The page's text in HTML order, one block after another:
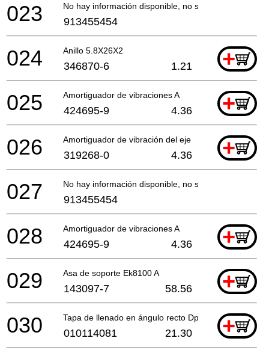
No hay información disponible, no se puede pedir
023 913455454
Anillo 5.8X26X2 +
024 346870-6 1.21
Amortiguador de vibraciones A +
025 424695-9 4.36
Amortiguador de vibración del eje +
026 319268-0 4.36
No hay información disponible, no se puede pedir
027 913455454
Amortiguador de vibraciones A +
028 424695-9 4.36
Asa de soporte Ek8100 A +
029 143097-7 58.56
Tapa de llenado en ángulo recto Dpc7301 *+
030 010114081 21.30